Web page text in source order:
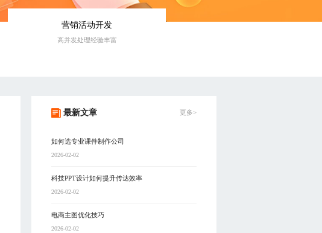
营销活动开发
高并发处理经验丰富
最新文章 更多>
如何选专业课件制作公司
2026-02-02
科技PPT设计如何提升传达效率
2026-02-02
电商主图优化技巧
2026-02-02